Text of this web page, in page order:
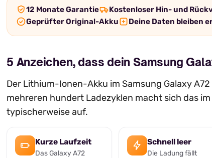
12 Monate Garantie Kostenloser Hin- und
Geprüfter Original-Akku
Deine Daten bleiben
5 Anzeichen, dass dein Samsung
Der Lithium-Ionen-Akku im Samsung Galaxy
mehreren hundert Ladezyklen macht sich das
typischerweise auf.
Kurze Laufzeit
Das Galaxy A72
Schnell leer
Die Ladung fällt